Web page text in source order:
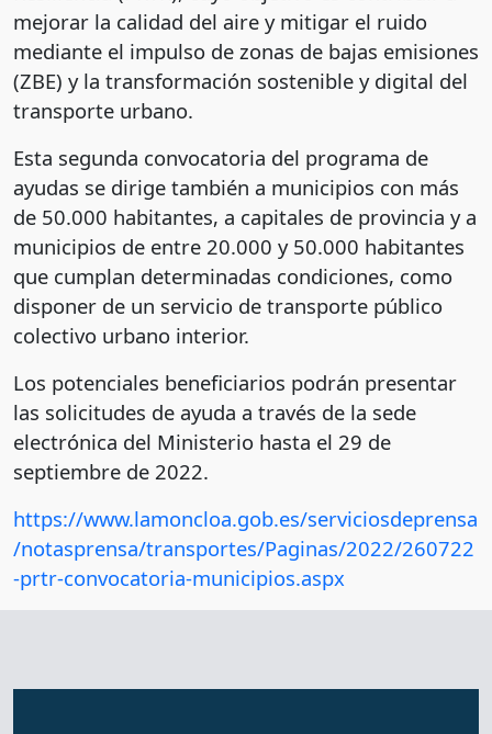
mejorar la calidad del aire y mitigar el ruido
mediante el impulso de zonas de bajas emisiones
(ZBE) y la transformación sostenible y digital del
transporte urbano.
Esta segunda convocatoria del programa de
ayudas se dirige también a municipios con más
de 50.000 habitantes, a capitales de provincia y a
municipios de entre 20.000 y 50.000 habitantes
que cumplan determinadas condiciones, como
disponer de un servicio de transporte público
colectivo urbano interior.
Los potenciales beneficiarios podrán presentar
las solicitudes de ayuda a través de la sede
electrónica del Ministerio hasta el 29 de
septiembre de 2022.
https://www.lamoncloa.gob.es/serviciosdeprensa
/notasprensa/transportes/Paginas/2022/260722
-prtr-convocatoria-municipios.aspx